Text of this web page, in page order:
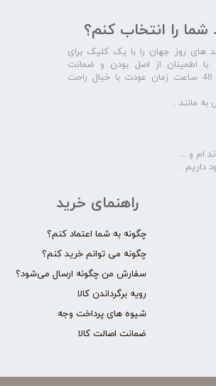
راهنمای خرید
چگونه به شما اعتماد کنم؟
چگونه می توانم خرید کنم؟
سفارش من چگونه ارسال می‌شود؟
رویه برگرداندن کالا
شیوه های پرداخت وجه
ضمانت اصالت کالا
شما را انتخاب کنم؟
های روز جهان را با یک کلیک برای
.با اطمینان از اصل بودن و ضمانت
اصالت کالا با 48 ساعت زمان عودت با خیال راحت
مانند :
داریم .​​​​​​​